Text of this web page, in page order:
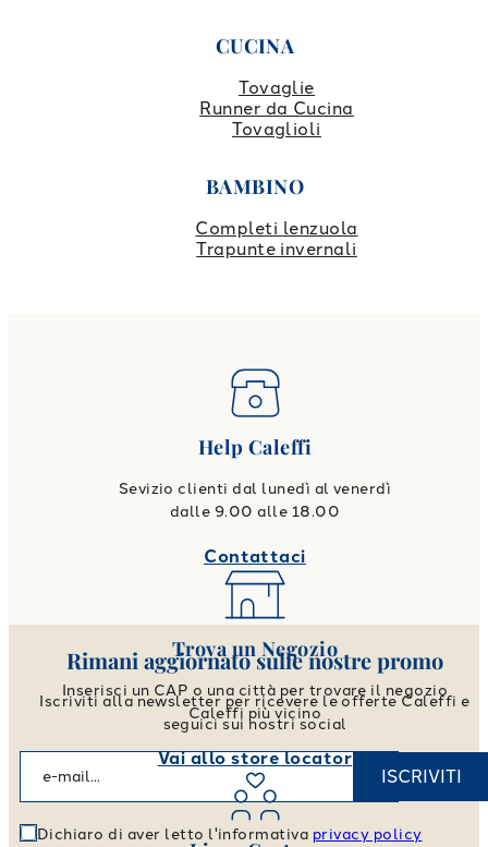
CUCINA
Tovaglie
Runner da Cucina
Tovaglioli
BAMBINO
Completi lenzuola
Trapunte invernali
Help Caleffi
Sevizio clienti dal lunedì al venerdì
dalle 9.00 alle 18.00
Contattaci
Trova un Negozio
Inserisci un CAP o una città per trovare il negozio
Caleffi più vicino
Vai allo store locator
Rimani aggiornato sulle nostre promo
Iscriviti alla newsletter per ricevere le offerte Caleffi e
seguici sui nostri social
ISCRIVITI
Dichiaro di aver letto l'informativa privacy policy